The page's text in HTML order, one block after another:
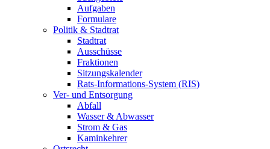
Aufgaben
Formulare
Politik & Stadtrat
Stadtrat
Ausschüsse
Fraktionen
Sitzungskalender
Rats-Informations-System (RIS)
Ver- und Entsorgung
Abfall
Wasser & Abwasser
Strom & Gas
Kaminkehrer